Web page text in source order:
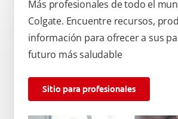
Más profesionales de todo el
Colgate. Encuentre recursos,
información para ofrecer a sus
futuro más saludable
Sitio para profesionales